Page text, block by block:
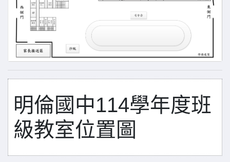
明倫國中114學年度班
級教室位置圖